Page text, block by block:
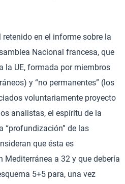
en el informe sobre la
Nacional francesa, que
la UE, formada por miembros
y “no permanentes” (los
voluntariamente proyecto
analistas, el espíritu de la
“profundización” de las
que ésta es
a 32 y que debería
5+5 para, una vez